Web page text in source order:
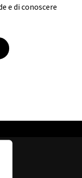
e di conoscere